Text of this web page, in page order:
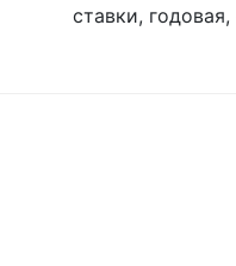
ставки,